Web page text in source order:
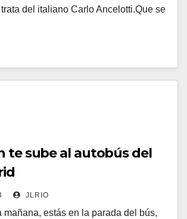
del italiano Carlo Ancelotti.Que se
te sube al autobús del
JLRIO
mañana, estás en la parada del bús,